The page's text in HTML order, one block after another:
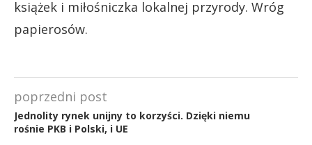
książek i miłośniczka lokalnej przyrody. Wróg
papierosów.
poprzedni post
Jednolity rynek unijny to korzyści. Dzięki niemu
rośnie PKB i Polski, i UE